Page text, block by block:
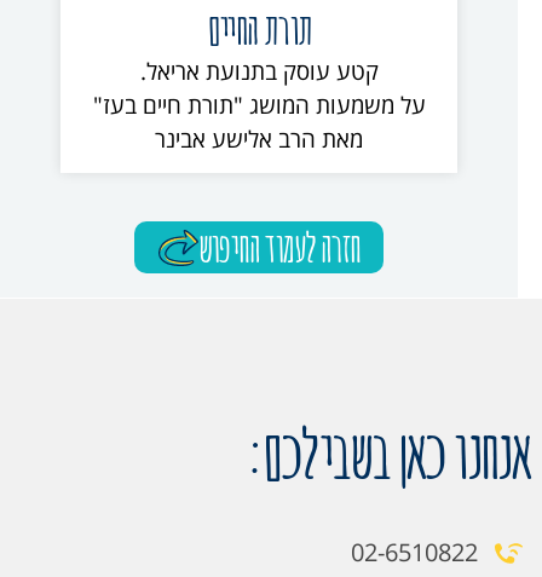
תורת החיים
קטע עוסק בתנועת אריאל.
על משמעות המושג "תורת חיים בעז"
מאת הרב אלישע אבינר
חזרה לעמוד החיפוש
אנחנו כאן בשבילכם:
02-6510822